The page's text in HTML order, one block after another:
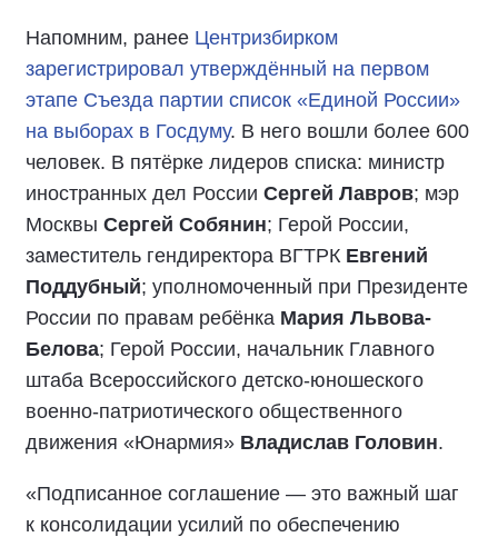
Напомним, ранее Центризбирком
зарегистрировал утверждённый на первом
этапе Съезда партии список «Единой России»
на выборах в Госдуму. В него вошли более 600
человек. В пятёрке лидеров списка: министр
иностранных дел России Сергей Лавров; мэр
Москвы Сергей Собянин; Герой России,
заместитель гендиректора ВГТРК Евгений
Поддубный; уполномоченный при Президенте
России по правам ребёнка Мария Львова-
Белова; Герой России, начальник Главного
штаба Всероссийского детско-юношеского
военно-патриотического общественного
движения «Юнармия» Владислав Головин.
«Подписанное соглашение — это важный шаг
к консолидации усилий по обеспечению